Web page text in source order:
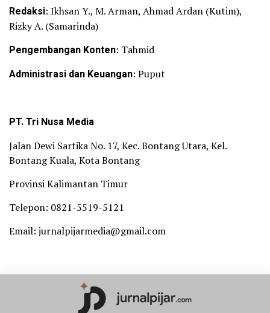
Redaksi: Ikhsan Y., M. Arman, Ahmad Ardan (Kutim),
Rizky A. (Samarinda)
Pengembangan Konten: Tahmid
Administrasi dan Keuangan: Puput
PT. Tri Nusa Media
Jalan Dewi Sartika No. 17, Kec. Bontang Utara, Kel.
Bontang Kuala, Kota Bontang
Provinsi Kalimantan Timur
Telepon: 0821-5519-5121
Email: jurnalpijarmedia@gmail.com